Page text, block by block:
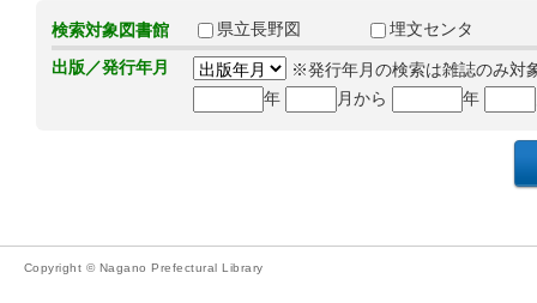
検索対象図書館 県立長野図
埋文センタ
出版／発行年月
※発行年月の検索は雑誌のみ対
年
月から 年
Copyright © Nagano Prefectural Library